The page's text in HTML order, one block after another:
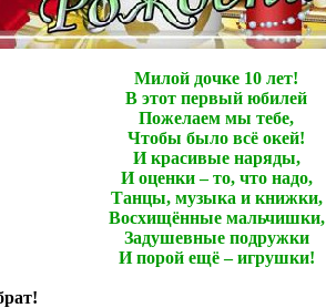
Милой дочке 10 лет!
В этот первый юбилей
Пожелаем мы тебе,
Чтобы было всё окей!
И красивые наряды,
И оценки – то, что надо,
Танцы, музыка и книжки,
Восхищённые мальчишки,
Задушевные подружки
И порой ещё – игрушки!